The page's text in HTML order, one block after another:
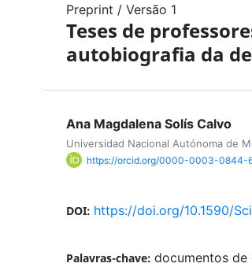
Preprint / Versão 1
Teses de
autobiografia da
Ana Magdalena Solís Calvo
Universidad Nacional Autónoma de
https://orcid.org/0000-0003-0844-
DOI: https://doi.org/10.1590/
Palavras-chave: documentos de